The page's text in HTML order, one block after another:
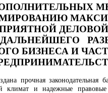
БИЗНЕСА И
прочная законодательная
и надежные правовые